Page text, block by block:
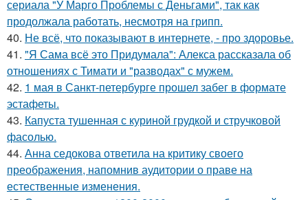
сериала "У Марго Проблемы с Деньгами", так как
продолжала работать, несмотря на грипп.
40. Не всё, что показывают в интернете, - про здоровье.
41. "Я Сама всё это Придумала": Алекса рассказала об
отношениях с Тимати и "разводах" с мужем.
42. 1 мая в Санкт-петербурге прошел забег в формате
эстафеты.
43. Капуста тушенная с куриной грудкой и стручковой
фасолью.
44. Анна седокова ответила на критику своего
преображения, напомнив аудитории о праве на
естественные изменения.